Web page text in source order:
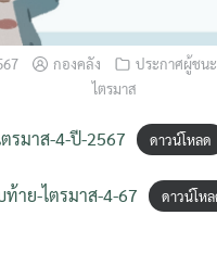
กองคลัง
ประกาศผู้ชน
ไตรมาส
รมาส-4-ปี-2567 ดาวน์โหลด
ท้าย-ไตรมาส-4-67 ดาวน์โห